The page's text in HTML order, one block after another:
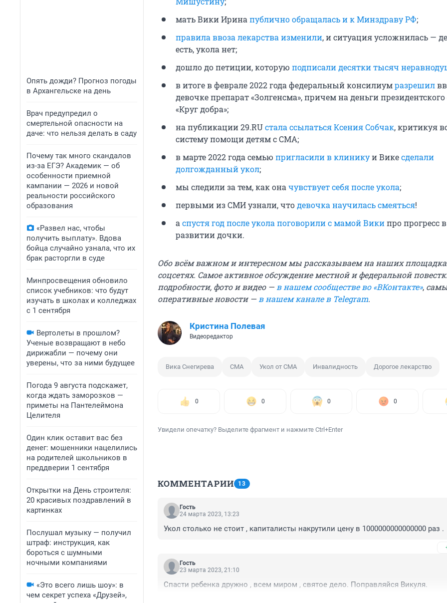
Опять дожди? Прогноз погоды
в Архангельске на день
Врач предупредил о
смертельной опасности на
даче: что нельзя делать в саду
Почему так много скандалов
из-за ЕГЭ? Академик — об
особенности приемной
кампании — 2026 и новой
реальности российского
образования
«Развел нас, чтобы
получить выплату». Вдова
бойца случайно узнала, что их
брак расторгли в суде
Минпросвещения обновило
список учебников: что будут
изучать в школах и колледжах
с 1 сентября
Вертолеты в прошлом?
Ученые возвращают в небо
дирижабли — почему они
уверены, что за ними будущее
Погода 9 августа подскажет,
когда ждать заморозков —
приметы на Пантелеймона
Целителя
Один клик оставит вас без
денег: мошенники нацелились
на родителей школьников в
преддверии 1 сентября
Открытки на День строителя:
20 красивых поздравлений в
картинках
Послушал музыку — получил
штраф: инструкция, как
бороться с шумными
ночными компаниями
«Это всего лишь шоу»: в
чем секрет успеха «Друзей»,
мать Вики Ирина публично обращалась и к Минздраву РФ;
правила ввоза лекарства изменили, и ситуация усложнилась —
есть, укола нет;
дошло до петиции, которую подписали десятки тысяч
в итоге в феврале 2022 года федеральный консилиумразрешил
девочке препарат «Золгенсма», причем на деньги
«Круг добра»;
на публикации 29.RUстала ссылаться Ксения Собчак, критикуя
систему помощи детям с СМА;
в марте 2022 года семью пригласили в клиникуи Викесделали
долгожданный укол;
мы следили за тем, как она чувствует себя после укола;
первыми из СМИ узнали, чтодевочка научилась смеяться!
а спустя год после укола поговорили с мамой Википро прогресс в
развитии дочки.
Обо всём важном и интересном мы рассказываем на наших
соцсетях. Самое активное обсуждение местной и федеральной
подробности, фото и видео — в нашем сообществе во «ВКонтакте»,
оперативные новости — в нашем канале в Telegram.
Кристина Полевая
Видеоредактор
Вика Снегирева СМА Укол от СМА Инвалидность Дорогое лекарство
0 0 0 0
Увидели опечатку? Выделите фрагмент и нажмите Ctrl+Enter
КОММЕНТАРИИ 13
Гость
24 марта 2023, 13:23
Укол столько не стоит , капиталисты накрутили цену в 1000000000000000 раз .
Гость
23 марта 2023, 21:10
Спасти ребенка дружно , всем миром , святое дело. Поправляйся Викуля.